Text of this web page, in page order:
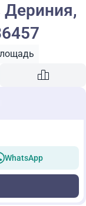
Дериния,
WhatsApp